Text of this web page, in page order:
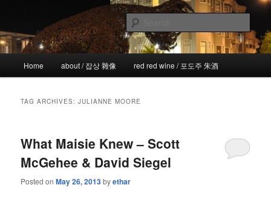
primary
content
secondary
content!wicked
the more I see the less I know
Home about / 잡상 雜像 red red wine / 포도주 朱酒
TAG ARCHIVES:JULIANNE MOORE
What Maisie Knew – Scott
McGehee & David Siegel
Posted onMay 26, 2013byethar